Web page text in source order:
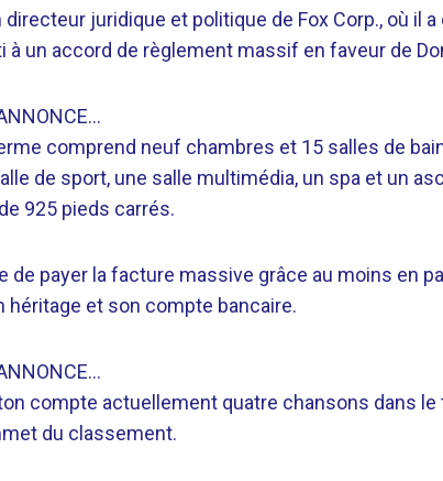
juridique et politique de Fox Corp., où il
à un accord de règlement massif en faveur de
comprend neuf chambres et 15 salles de
de sport, une salle multimédia, un spa et un
925 pieds carrés.
de payer la facture massive grâce au moins en
héritage et son compte bancaire.
compte actuellement quatre chansons dans le
du classement.